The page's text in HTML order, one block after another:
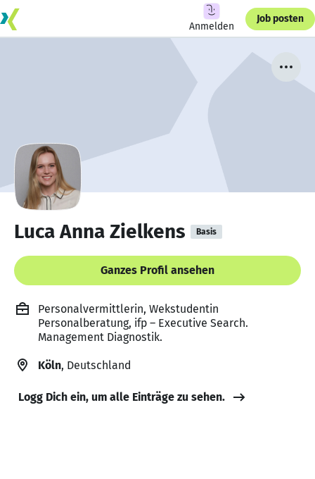
Anmelden
Job posten
Luca Anna Zielkens Basis
Ganzes Profil ansehen
Personalvermittlerin, Wekstudentin
Personalberatung, ifp – Executive Search.
Management Diagnostik.
Köln, Deutschland
Logg Dich ein, um alle Einträge zu sehen.